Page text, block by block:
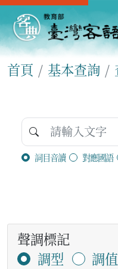
首頁 基本查詢
詞目音讀 對應國語
聲調標記
調型
調值